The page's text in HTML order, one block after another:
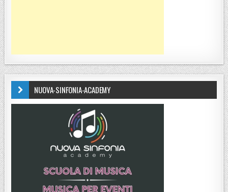
NUOVA-SINFONIA-ACADEMY